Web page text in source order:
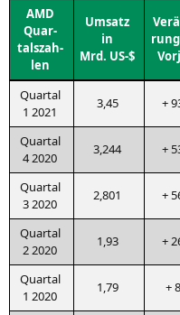
AMD
Quar­
tals­zah­
len
Umsatz
in
Mrd. US-$
Quar­tal
1 2021
3,45 +
Quar­tal
4 2020
3,244 +
Quar­tal
3 2020
2,801 +
Quar­tal
2 2020
1,93 +
Quar­tal
1 2020
1,79 +